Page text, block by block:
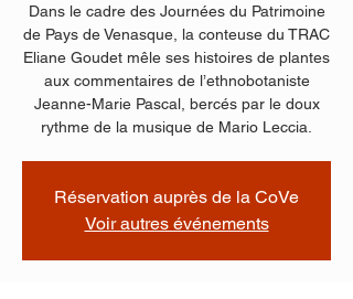
Dans le cadre des Journées du Patrimoine
de Pays de Venasque, la conteuse du TRAC
Eliane Goudet mêle ses histoires de plantes
aux commentaires de l’ethnobotaniste
Jeanne-Marie Pascal, bercés par le doux
rythme de la musique de Mario Leccia.
Réservation auprès de la CoVe
Voir autres événements